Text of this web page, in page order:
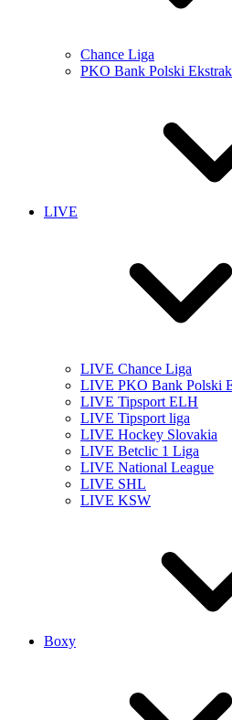
Chance Liga
PKO Bank Polski
LIVE
LIVE Chance Liga
LIVE PKO Bank Polski
LIVE Tipsport ELH
LIVE Tipsport liga
LIVE Hockey Slovakia
LIVE Betclic 1 Liga
LIVE National League
LIVE SHL
LIVE KSW
Boxy